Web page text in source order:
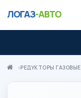
ЛОГАЗ-АВТО
РЕДУКТОРЫ ГАЗОВЫЕ